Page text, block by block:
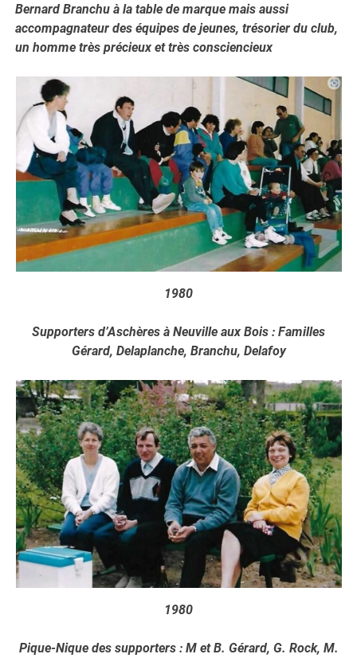
Bernard Branchu à la table de marque mais aussi
accompagnateur des équipes de jeunes, trésorier du club,
un homme très précieux et très consciencieux
1980
Supporters d’Aschères à Neuville aux Bois : Familles
Gérard, Delaplanche, Branchu, Delafoy
1980
Pique-Nique des supporters : M et B. Gérard, G. Rock, M.